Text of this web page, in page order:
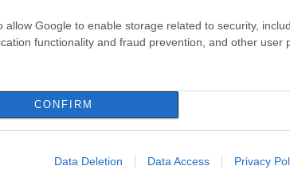
allow Google to enable storage related to security,
functionality and fraud prevention, and other user
CONFIRM
Data Deletion Data Access Privacy